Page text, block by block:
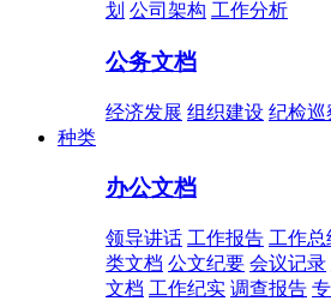
划 公司架构 工作分析
公务文档
经济发展 组织建设 纪检巡
种类
办公文档
领导讲话 工作报告 工作总
类文档 公文纪要 会议记录
文档 工作纪实 调查报告